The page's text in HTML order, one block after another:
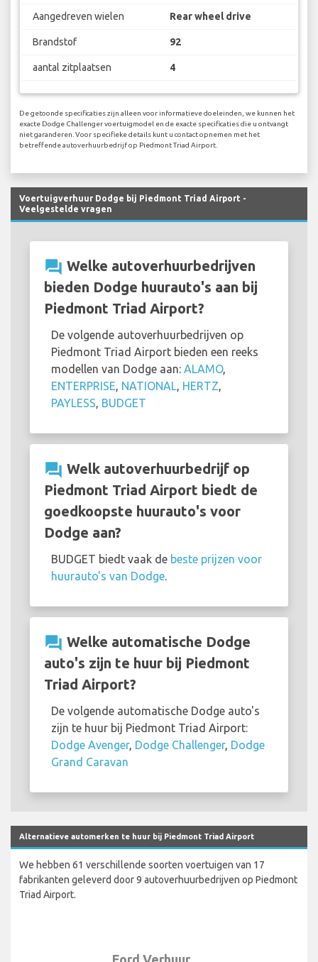
Aangedreven wielen Rear wheel drive
Brandstof 92
aantal zitplaatsen 4
De getoonde specificaties zijn alleen voor informatieve doeleinden, we kunnen het
exacte Dodge Challenger voertuigmodel en de exacte specificaties die u ontvangt
niet garanderen. Voor specifieke details kunt u contact opnemen met het
betreffende autoverhuurbedrijf op Piedmont Triad Airport.
Voertuigverhuur Dodge bij Piedmont Triad Airport -
Veelgestelde vragen
question_answer Welke autoverhuurbedrijven
bieden Dodge huurauto's aan bij
Piedmont Triad Airport?
De volgende autoverhuurbedrijven op
Piedmont Triad Airport bieden een reeks
modellen van Dodge aan: ALAMO,
ENTERPRISE, NATIONAL, HERTZ,
PAYLESS, BUDGET
question_answer Welk autoverhuurbedrijf op
Piedmont Triad Airport biedt de
goedkoopste huurauto's voor
Dodge aan?
BUDGET biedt vaak de beste prijzen voor
huurauto's van Dodge.
question_answer Welke automatische Dodge
auto's zijn te huur bij Piedmont
Triad Airport?
De volgende automatische Dodge auto's
zijn te huur bij Piedmont Triad Airport:
Dodge Avenger, Dodge Challenger, Dodge
Grand Caravan
Alternatieve automerken te huur bij Piedmont Triad Airport
We hebben 61 verschillende soorten voertuigen van 17
fabrikanten geleverd door 9 autoverhuurbedrijven op Piedmont
Triad Airport.